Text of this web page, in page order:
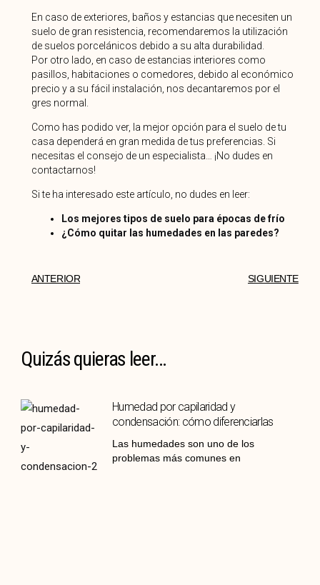
En caso de exteriores, baños y estancias que necesiten un
suelo de gran resistencia, recomendaremos la utilización
de suelos porcelánicos debido a su alta durabilidad.
Por otro lado, en caso de estancias interiores como
pasillos, habitaciones o comedores, debido al económico
precio y a su fácil instalación, nos decantaremos por el
gres normal.
Como has podido ver, la mejor opción para el suelo de tu
casa dependerá en gran medida de tus preferencias. Si
necesitas el consejo de un especialista… ¡No dudes en
contactarnos!
Si te ha interesado este artículo, no dudes en leer:
Los mejores tipos de suelo para épocas de frío
¿Cómo quitar las humedades en las paredes?
ANTERIOR SIGUIENTE
Quizás quieras leer...
Humedad por capilaridad y
condensación: cómo diferenciarlas
Las humedades son uno de los
problemas más comunes en